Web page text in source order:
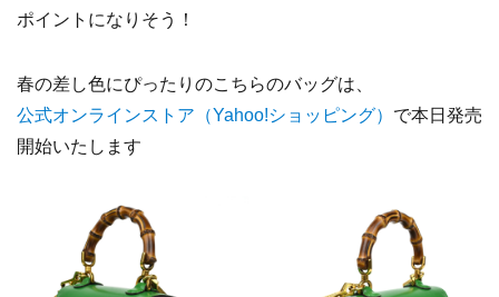
ポイントになりそう！
春の差し色にぴったりのこちらのバッグは、
公式オンラインストア（Yahoo!ショッピング） で本日発売
開始いたします